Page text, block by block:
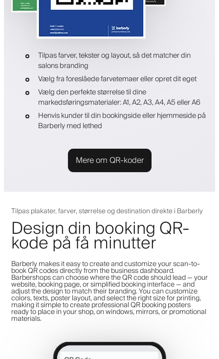
Tilpas farver, tekster og layout, så det matcher din
salons branding
Vælg fra foreslåede farvetemaer eller opret dit eget
Vælg den perfekte størrelse til dine
markedsføringsmaterialer: A1, A2, A3, A4, A5 eller A6
Henvis kunder til din bookingside eller hjemmeside på
Barberly med lethed
Mere om QR-koder
Tilpas plakater, farver, størrelse og destination direkte i Barberly
Design din booking QR-
kode på få minutter
Barberly makes it easy to create and customize your scan-to-
book QR codes directly from the business dashboard.
Barbershops can choose where the QR code should lead — your
website, booking page, or simplified booking interface — and
adjust the design to match their branding. You can customize
colors, texts, poster layout, and select the right size for printing,
making it simple to create professional QR booking posters
ready to place in your shop, on windows, mirrors, or promotional
materials.